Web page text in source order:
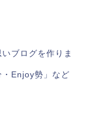
ブログを作りま
・Enjoy勢」など